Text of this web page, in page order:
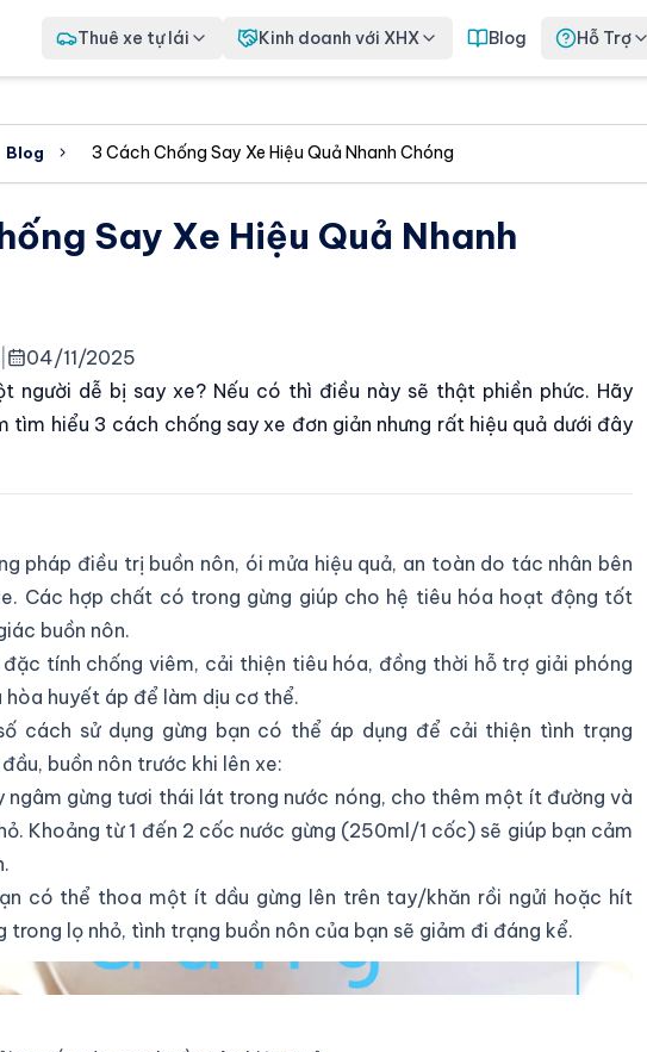
Thuê xe tự lái Kinh doanh với XHX Blog Hỗ Trợ
Blog 3 Cách Chống Say Xe Hiệu Quả Nhanh Chóng
Say Xe Hiệu Quả Nhanh
04/11/2025
người dễ bị say xe? Nếu có thì điều này sẽ thật phiền phức. Hãy
tìm hiểu 3 cách chống say xe đơn giản nhưng rất hiệu quả dưới đây
pháp điều trị buồn nôn, ói mửa hiệu quả, an toàn do tác nhân bên
Các hợp chất có trong gừng giúp cho hệ tiêu hóa hoạt động tốt
buồn nôn.
tính chống viêm, cải thiện tiêu hóa, đồng thời hỗ trợ giải phóng
huyết áp để làm dịu cơ thể.
cách sử dụng gừng bạn có thể áp dụng để cải thiện tình trạng
buồn nôn trước khi lên xe:
ngâm gừng tươi thái lát trong nước nóng, cho thêm một ít đường và
Khoảng từ 1 đến 2 cốc nước gừng (250ml/1 cốc) sẽ giúp bạn cảm
có thể thoa một ít dầu gừng lên trên tay/khăn rồi ngửi hoặc hít
trong lọ nhỏ, tình trạng buồn nôn của bạn sẽ giảm đi đáng kể.
gừng